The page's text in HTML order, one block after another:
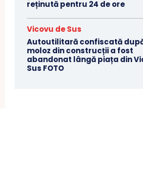
reținută pentru 24 de ore
Vicovu de Sus
Autoutilitară confiscată
moloz din construcții a fost
abandonat lângă piața din
Sus FOTO